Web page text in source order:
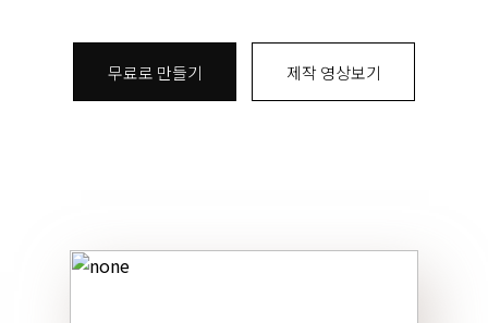
무료로 만들기 제작 영상보기